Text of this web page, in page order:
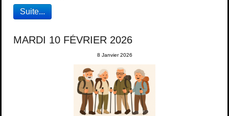
Suite...
MARDI 10 FÉVRIER 2026
8 Janvier 2026